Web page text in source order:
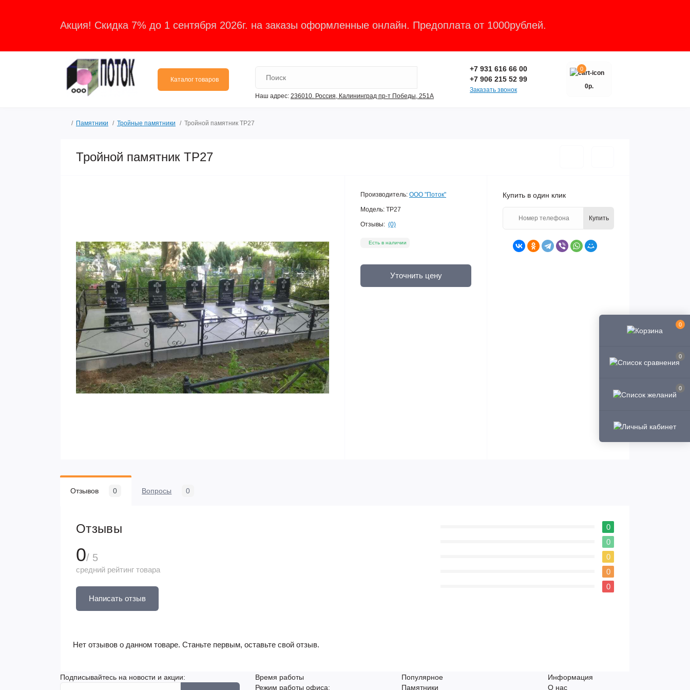
0
0
0
Акция! Скидка 7% до 1 сентября 2026г. на заказы оформленные онлайн. Предоплата от 1000рублей.
Каталог товаров
Наш адрес: 236010. Россия, Калининград пр-т Победы, 251А
+7 931 616 66 00
+7 906 215 52 99
Заказать звонок
0
0р.
Памятники Тройные памятники Тройной памятник ТР27
Тройной памятник ТР27
Производитель: ООО "Поток"
Модель: ТР27
Отзывы: (0)
Есть в наличии
Уточнить цену
Купить в один клик
Купить
Отзывов 0 Вопросы 0
Отзывы
0/ 5
средний рейтинг товара
Написать отзыв
0
0
0
0
0
Нет отзывов о данном товаре. Станьте первым, оставьте свой отзыв.
Подписывайтесь на новости и акции:
Время работы
Режим работы офиса:
Популярное
Памятники
Информация
О нас